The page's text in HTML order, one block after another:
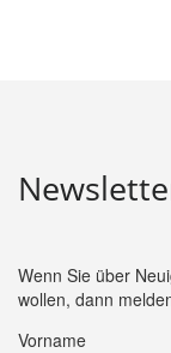
Wenn Sie über
wollen, dann
Vorname